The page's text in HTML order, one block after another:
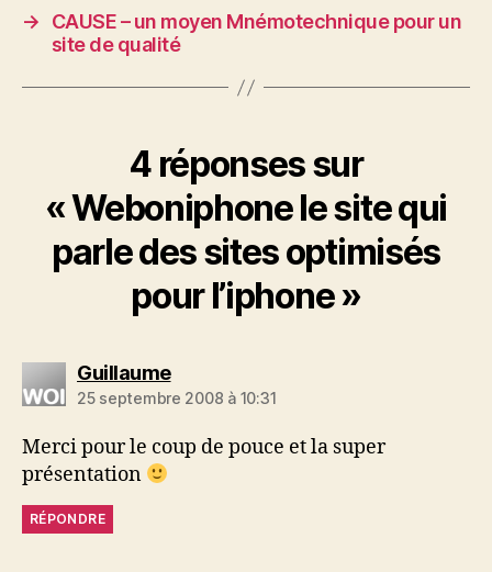
→
CAUSE – un moyen Mnémotechnique pour un
site de qualité
4 réponses sur
« Weboniphone le site qui
parle des sites optimisés
pour l’iphone »
Guillaumedit :
25 septembre 2008 à 10:31
Merci pour le coup de pouce et la super
présentation
RÉPONDRE